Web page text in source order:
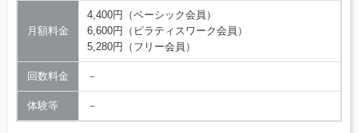
月額料金
4,400円（ベーシック会員）
6,600円（ピラティスワーク会員）
5,280円（フリー会員）
回数料金 －
体験等 －